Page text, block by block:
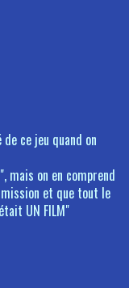
ce jeu quand on
mais on en comprend
et que tout le
UN FILM"